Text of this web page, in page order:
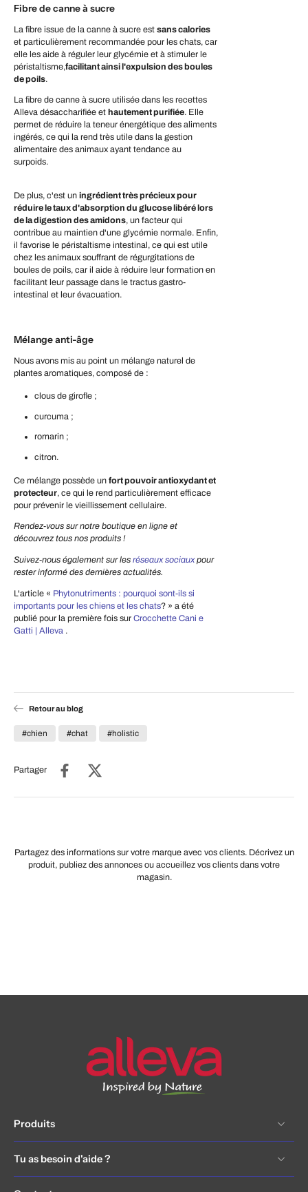
Fibre de canne à sucre
La fibre issue de la canne à sucre est sans calories
et particulièrement recommandée pour les chats, car
elle les aide à réguler leur glycémie et à stimuler le
péristaltisme,facilitant ainsi l'expulsion des boules
de poils.
La fibre de canne à sucre utilisée dans les recettes
Alleva désaccharifiée et hautement purifiée. Elle
permet de réduire la teneur énergétique des aliments
ingérés, ce qui la rend très utile dans la gestion
alimentaire des animaux ayant tendance au
surpoids.
De plus, c'est un ingrédient très précieux pour
réduire le taux d'absorption du glucose libéré lors
de la digestion des amidons, un facteur qui
contribue au maintien d'une glycémie normale. Enfin,
il favorise le péristaltisme intestinal, ce qui est utile
chez les animaux souffrant de régurgitations de
boules de poils, car il aide à réduire leur formation en
facilitant leur passage dans le tractus gastro-
intestinal et leur évacuation.
Mélange anti-âge
Nous avons mis au point un mélange naturel de
plantes aromatiques, composé de :
clous de girofle ;
curcuma ;
romarin ;
citron.
Ce mélange possède un fort pouvoir antioxydant et
protecteur, ce qui le rend particulièrement efficace
pour prévenir le vieillissement cellulaire.
Rendez-vous sur notre boutique en ligne et
découvrez tous nos produits !
Suivez-nous également sur les réseaux sociauxpour
rester informé des dernières actualités.
L'article « Phytonutriments : pourquoi sont-ils si
importants pour les chiens et les chats? » a été
publié pour la première fois sur Crocchette Cani e
Gatti | Alleva .
Retour au blog
#chien #chat #holistic
Partager
Partagez des informations sur votre marque avec vos clients. Décrivez un
produit, publiez des annonces ou accueillez vos clients dans votre
magasin.
Produits
Tu as besoin d'aide ?